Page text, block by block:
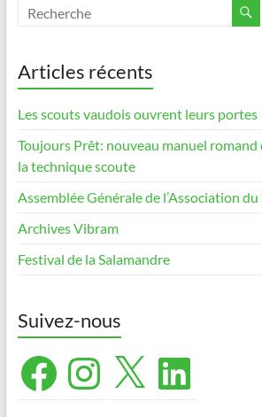
Articles récents
Les scouts vaudois ouvrent leurs portes
Toujours Prêt: nouveau manuel romand
la technique scoute
Assemblée Générale de l’Association
Archives Vibram
Festival de la Salamandre
Suivez-nous
FacebookInstagram
X LinkedIn